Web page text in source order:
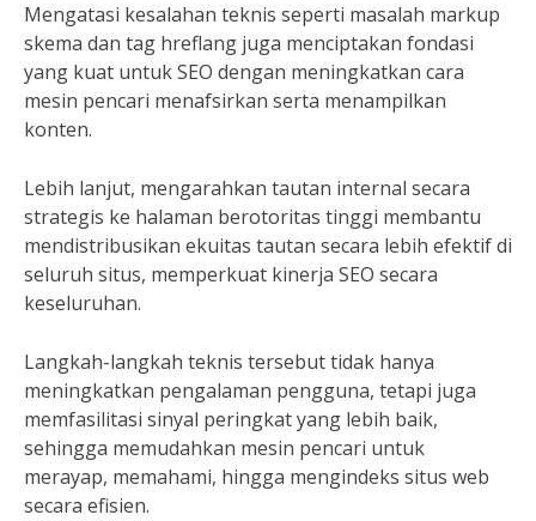
Mengatasi kesalahan teknis seperti masalah markup
skema dan tag hreflang juga menciptakan fondasi
yang kuat untuk SEO dengan meningkatkan cara
mesin pencari menafsirkan serta menampilkan
konten.
Lebih lanjut, mengarahkan tautan internal secara
strategis ke halaman berotoritas tinggi membantu
mendistribusikan ekuitas tautan secara lebih efektif di
seluruh situs, memperkuat kinerja SEO secara
keseluruhan.
Langkah-langkah teknis tersebut tidak hanya
meningkatkan pengalaman pengguna, tetapi juga
memfasilitasi sinyal peringkat yang lebih baik,
sehingga memudahkan mesin pencari untuk
merayap, memahami, hingga mengindeks situs web
secara efisien.